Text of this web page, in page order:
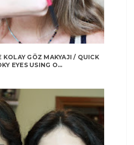
KOLAY GÖZ MAKYAJI / QUICK
EYES USING O...